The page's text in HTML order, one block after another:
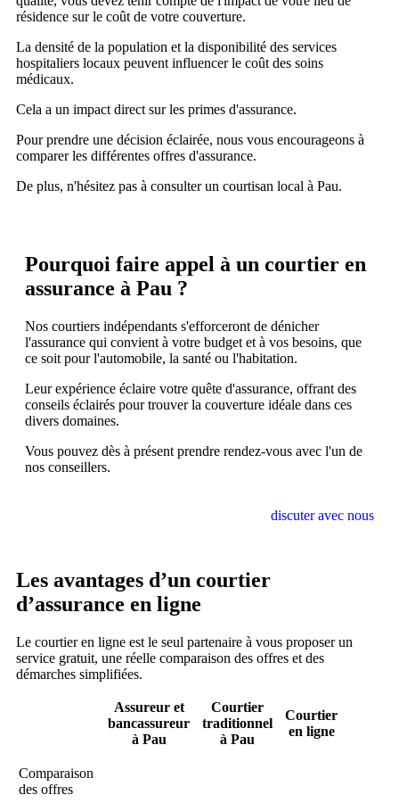
résidence sur le coût de votre couverture.
La densité de la population et la disponibilité des services
hospitaliers locaux peuvent influencer le coût des soins
médicaux.
Cela a un impact direct sur les primes d'assurance.
Pour prendre une décision éclairée, nous vous encourageons à
comparer les différentes offres d'assurance.
De plus, n'hésitez pas à consulter un courtisan local à Pau.
Pourquoi faire appel à un courtier en
assurance à Pau ?
Nos courtiers indépendants s'efforceront de dénicher
l'assurance qui convient à votre budget et à vos besoins, que
ce soit pour l'automobile, la santé ou l'habitation.
Leur expérience éclaire votre quête d'assurance, offrant des
conseils éclairés pour trouver la couverture idéale dans ces
divers domaines.
Vous pouvez dès à présent prendre rendez-vous avec l'un de
nos conseillers.
discuter avec nous
Les avantages d’un courtier
d’assurance en ligne
Le courtier en ligne est le seul partenaire à vous proposer un
service gratuit, une réelle comparaison des offres et des
démarches simplifiées.
Assureur et
bancassureur
à Pau
Courtier
traditionnel
à Pau
Courtier
en ligne
Comparaison
des offres